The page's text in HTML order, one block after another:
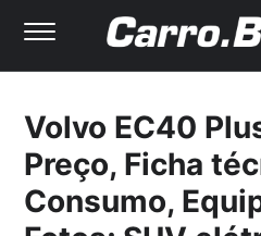
Volvo EC40
Preço, Ficha
Consumo,